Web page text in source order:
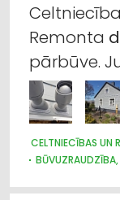
Remonta
pārbūve.
CELTNIECĪBAS UN
BŪVUZRAUDZĪBA,